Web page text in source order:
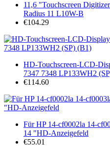
11,6 "Touchscreen
Radius 11 L10W-B
€104.29
HD-Touchscreen-LCD-
7347 7348 LP133WH2
€114.60
Für HP 14-cf0002la 14-
14 "HD-Anzeigefeld
€55.01